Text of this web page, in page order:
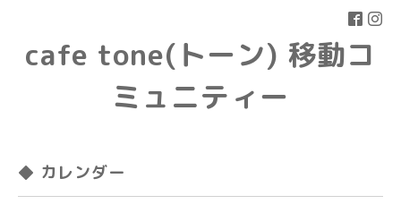
cafe tone(トーン) 移動コ
ミュニティー
◆ カレンダー